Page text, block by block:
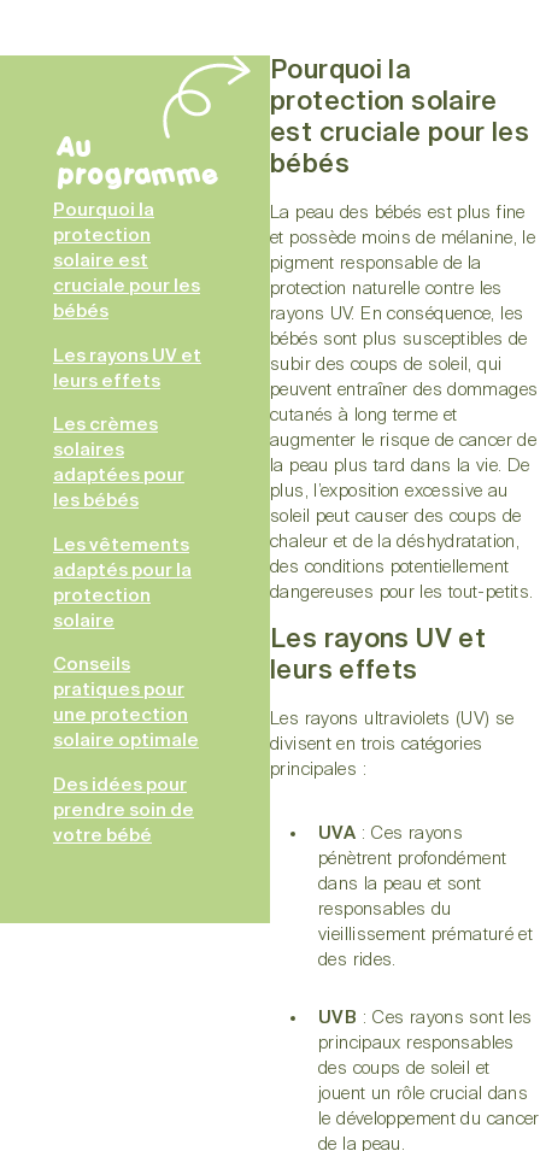
Au
programme
Pourquoi la
protection
solaire est
cruciale pour les
bébés
Les rayons UV et
leurs effets
Les crèmes
solaires
adaptées pour
les bébés
Les vêtements
adaptés pour la
protection
solaire
Conseils
pratiques pour
une protection
solaire optimale
Des idées pour
prendre soin de
votre bébé
Pourquoi la
protection solaire
est cruciale pour les
bébés
La peau des bébés est plus fine
et possède moins de mélanine, le
pigment responsable de la
protection naturelle contre les
rayons UV. En conséquence, les
bébés sont plus susceptibles de
subir des coups de soleil, qui
peuvent entraîner des dommages
cutanés à long terme et
augmenter le risque de cancer de
la peau plus tard dans la vie. De
plus, l’exposition excessive au
soleil peut causer des coups de
chaleur et de la déshydratation,
des conditions potentiellement
dangereuses pour les tout-petits.
Les rayons UV et
leurs effets
Les rayons ultraviolets (UV) se
divisent en trois catégories
principales :
UVA : Ces rayons
pénètrent profondément
dans la peau et sont
responsables du
vieillissement prématuré et
des rides.
UVB : Ces rayons sont les
principaux responsables
des coups de soleil et
jouent un rôle crucial dans
le développement du cancer
de la peau.